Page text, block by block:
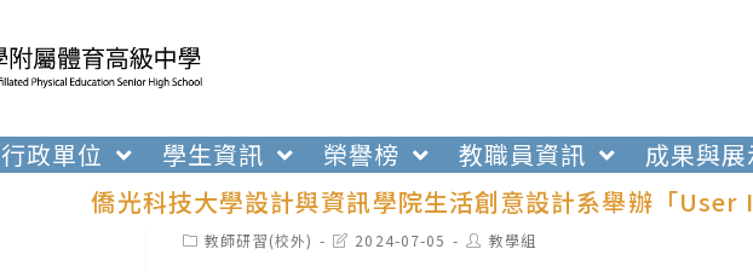
行政單位 學生資訊 榮譽榜 教職員資訊
成果與
僑光科技大學設計與資訊學院生活創意設計系舉辦「
Post教師研習(校外)
Post2024-07-05
Post教學組